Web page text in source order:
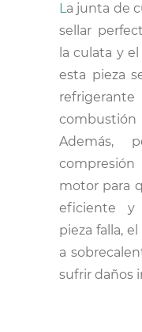
La junta de culata es la encargada de
sellar
la culata y
esta pieza
Además,
motor para
eficiente y
pieza falla,
a
sufrir daños